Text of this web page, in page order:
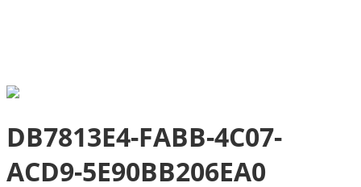
DB7813E4-FABB-4C07-
ACD9-5E90BB206EA0